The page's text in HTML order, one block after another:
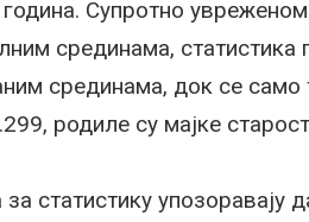
Супротно
срединама, статистика
срединама, док се
родиле су мајке
статистику упозоравају